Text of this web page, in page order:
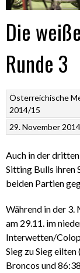
Die
Runde 3
Österreichische
2014/15
29. November 2014
Auch in der
Sitting Bulls ihren
beiden Partien
Während in der
am 29.11. im
Interwetten/
Sieg zu Sieg
Broncos und